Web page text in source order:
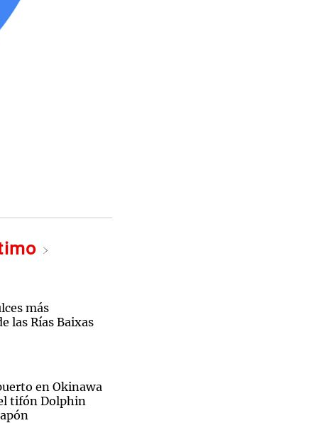
más
las Rías Baixas
en Okinawa
tifón Dolphin